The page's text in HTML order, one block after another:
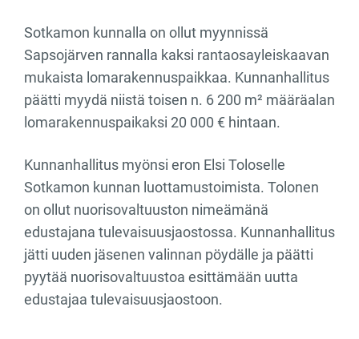
Sotkamon kunnalla on ollut myynnissä
Sapsojärven rannalla kaksi rantaosayleiskaavan
mukaista lomarakennuspaikkaa. Kunnanhallitus
päätti myydä niistä toisen n. 6 200 m² määräalan
lomarakennuspaikaksi 20 000 € hintaan.
Kunnanhallitus myönsi eron Elsi Toloselle
Sotkamon kunnan luottamustoimista. Tolonen
on ollut nuorisovaltuuston nimeämänä
edustajana tulevaisuusjaostossa. Kunnanhallitus
jätti uuden jäsenen valinnan pöydälle ja päätti
pyytää nuorisovaltuustoa esittämään uutta
edustajaa tulevaisuusjaostoon.